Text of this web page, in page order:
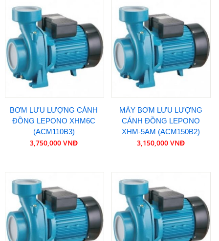
BƠM LƯU LƯỢNG CÁNH
ĐỒNG LEPONO XHM6C
(ACM110B3)
3,750,000 VNĐ
MÁY BƠM LƯU LƯỢNG
CÁNH ĐỒNG LEPONO
XHM-5AM (ACM150B2)
3,150,000 VNĐ